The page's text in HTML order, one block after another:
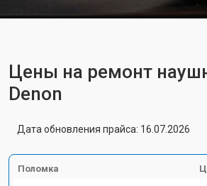
Цены на ремонт
Denon
Дата обновления прайса: 16.07.2026
Поломка